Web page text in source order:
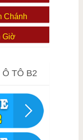
Chánh
Giờ
TÔ B2